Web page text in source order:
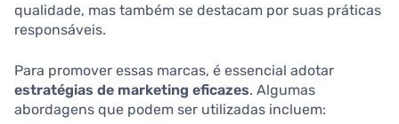
qualidade, mas também se destacam por suas práticas
responsáveis.
Para promover essas marcas, é essencial adotar
estratégias de marketing eficazes. Algumas
abordagens que podem ser utilizadas incluem: